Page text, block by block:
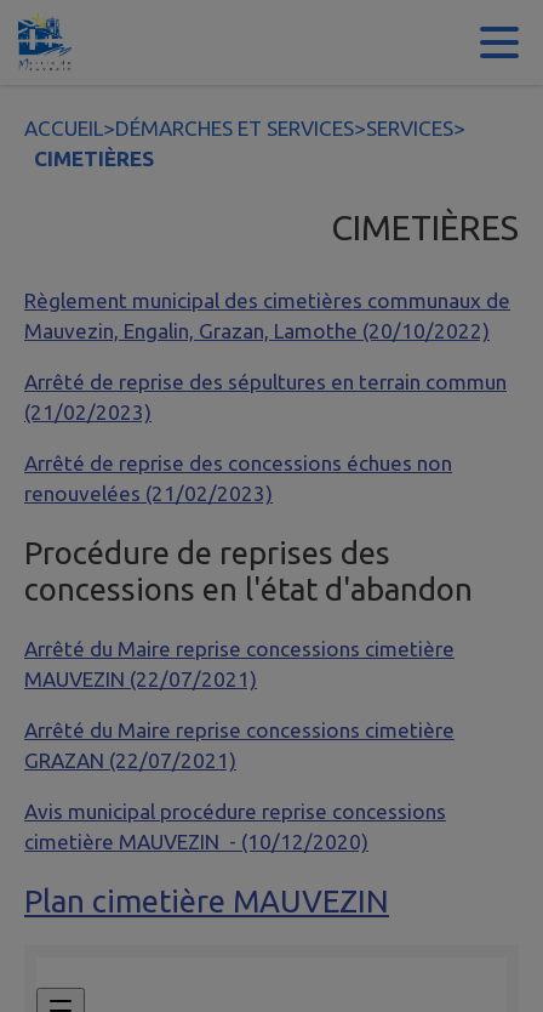
Contenu
ACCUEIL>DÉMARCHES ET SERVICES>SERVICES>
CIMETIÈRES
CIMETIÈRES
Règlement municipal des cimetières communaux de
Mauvezin, Engalin, Grazan, Lamothe (20/10/2022)
Arrêté de reprise des sépultures en terrain commun
(21/02/2023)
Arrêté de reprise des concessions échues non
renouvelées (21/02/2023)
Procédure de reprises des
concessions en l'état d'abandon
Arrêté du Maire reprise concessions cimetière
MAUVEZIN (22/07/2021)
Arrêté du Maire reprise concessions cimetière
GRAZAN (22/07/2021)
Avis municipal procédure reprise concessions
cimetière MAUVEZIN - (10/12/2020)
Plan cimetière MAUVEZIN